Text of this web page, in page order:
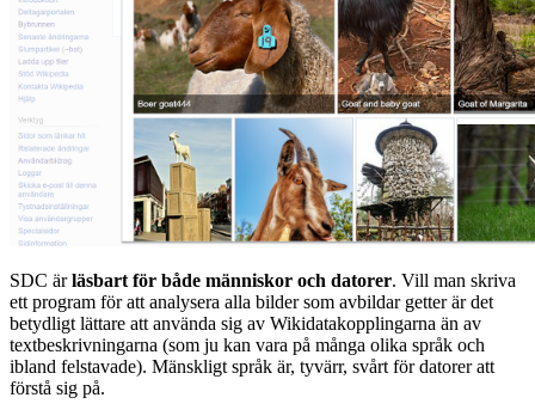
SDC ärläsbart för både människor och datorer. Vill man skriva
ett program för att analysera alla bilder som avbildar getter är det
betydligt lättare att använda sig av Wikidatakopplingarna än av
textbeskrivningarna (som ju kan vara på många olika språk och
ibland felstavade). Mänskligt språk är, tyvärr, svårt för datorer att
förstå sig på.